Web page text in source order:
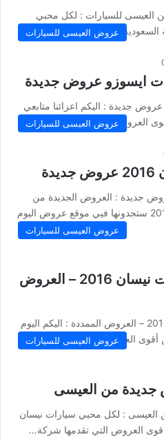
السعودية من العيسى للسيارات : لكل محبي
السعودية نقدم لكم سيارة نيسان…
عروض العيسى للسيارات
ايسوزو عروض جديدة
جديدة : اليكم اعزائنا متابعي
العروض و الحسومات التي…
عروض العيسى للسيارات
للسيارات نيسان 2016 عروض جديدة : العروض الجديدة من
شركة العيسى للسيارات نيسان 2016 ستجدونها فيي موقع عروض اليوم
عروض العيسى للسيارات
عروض العيسى للسيارات نيسان 2016 – العروض
عروض العيسى للسيارات نيسان 2016 – العروض الممددة : اليكم اليوم
العروض و التخفيضات…
عروض العيسى للسيارات
جديدة من العيسى
العيسى : لكل محبي سيارات نيسان
العروض التي تقدمها شركة…